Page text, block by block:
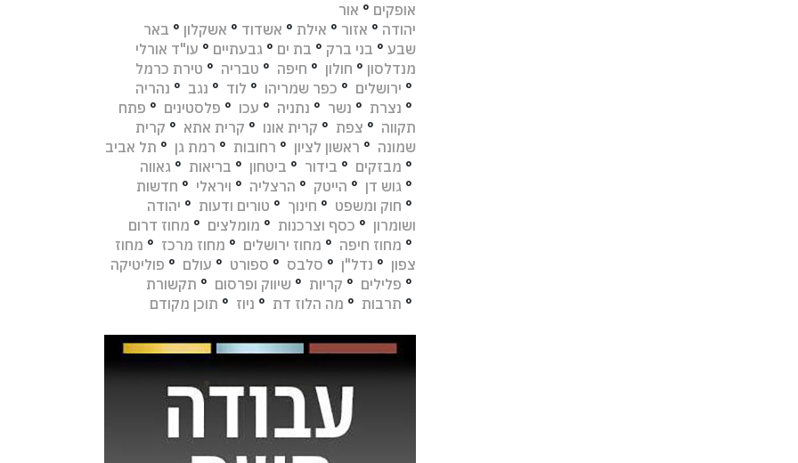
אופקים ° אור
יהודה ° אזור ° אילת ° אשדוד ° אשקלון ° באר
שבע ° בני ברק ° בת ים ° גבעתיים ° עו"ד אורלי
מנדלסון ° חולון ° חיפה ° טבריה ° טירת כרמל
° ירושלים ° כפר שמריהו ° לוד ° נגב ° נהריה
° נצרת ° נשר ° נתניה ° עכו ° פלסטינים ° פתח
תקווה ° צפת ° קרית אונו ° קרית אתא ° קרית
שמונה ° ראשון לציון ° רחובות ° רמת גן ° תל אביב
° מבזקים ° בידור ° ביטחון ° בריאות ° גאווה
° גוש דן ° הייטק ° הרצליה ° ויראלי ° חדשות
° חוק ומשפט ° חינוך ° טורים ודעות ° יהודה
ושומרון ° כסף וצרכנות ° מומלצים ° מחוז דרום
° מחוז חיפה ° מחוז ירושלים ° מחוז מרכז ° מחוז
צפון ° נדל"ן ° סלבס ° ספורט ° עולם ° פוליטיקה
° פלילים ° קריות ° שיווק ופרסום ° תקשורת
° תרבות ° מה הלוז דת ° ניוז ° תוכן מקודם